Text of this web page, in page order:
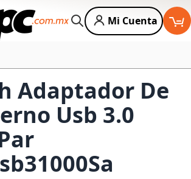
Buscar
Mi Cuenta
Adaptador De
Usb 3.0